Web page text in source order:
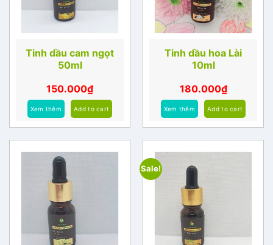
Tinh dầu cam ngọt
50ml
150.000₫
Xem thêm Add to cart
Tinh dầu hoa Lài
10ml
180.000₫
Xem thêm Add to cart
Sale!